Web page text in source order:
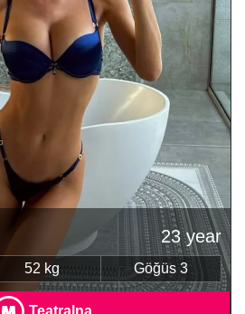
23 year
52 kg Göğüs 3
Teatralna